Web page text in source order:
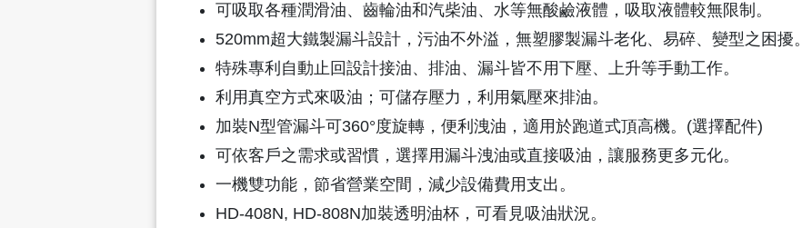
可吸取各種潤滑油、齒輪油和汽柴油、水等無酸鹼液體，吸取液體較無限制。
520mm超大鐵製漏斗設計，污油不外溢，無塑膠製漏斗老化、易碎、變型之困擾。
特殊專利自動止回設計接油、排油、漏斗皆不用下壓、上升等手動工作。
利用真空方式來吸油；可儲存壓力，利用氣壓來排油。
加裝N型管漏斗可360°度旋轉，便利洩油，適用於跑道式頂高機。(選擇配件)
可依客戶之需求或習慣，選擇用漏斗洩油或直接吸油，讓服務更多元化。
一機雙功能，節省營業空間，減少設備費用支出。
HD-408N, HD-808N加裝透明油杯，可看見吸油狀況。